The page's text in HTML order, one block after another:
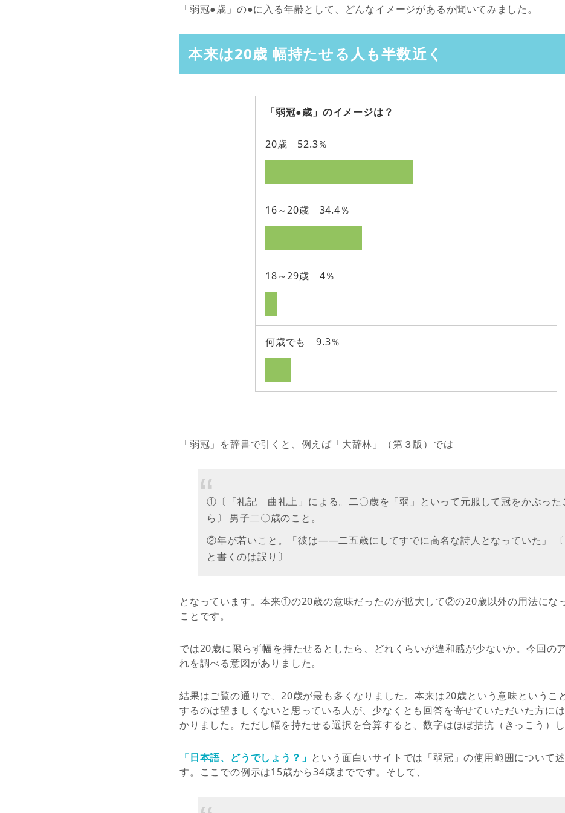
「弱冠●歳」の●に入る年齢として、どんなイメージがあるか聞いてみました。
本来は20歳 幅持たせる人も半数近く
「弱冠●歳」のイメージは？
20歳 52.3％
16～20歳 34.4％
18～29歳 4％
何歳でも 9.3％
「弱冠」を辞書で引くと、例えば「大辞林」（第３版）では
①〔「礼記 曲礼上」による。二〇歳を「弱」といって元服して冠をかぶった
ら〕 男子二〇歳のこと。
②年が若いこと。「彼は――二五歳にしてすでに高名な詩人となっていた」 〔
と書くのは誤り〕
となっています。本来①の20歳の意味だったのが拡大して②の20歳以外の用法にな
ことです。
では20歳に限らず幅を持たせるとしたら、どれくらいが違和感が少ないか。今回の
れを調べる意図がありました。
結果はご覧の通りで、20歳が最も多くなりました。本来は20歳という意味というこ
するのは望ましくないと思っている人が、少なくとも回答を寄せていただいた方に
かりました。ただし幅を持たせる選択を合算すると、数字はほぼ拮抗（きっこう）し
「日本語、どうでしょう？」 という面白いサイトでは「弱冠」の使用範囲について
す。ここでの例示は15歳から34歳までです。そして、